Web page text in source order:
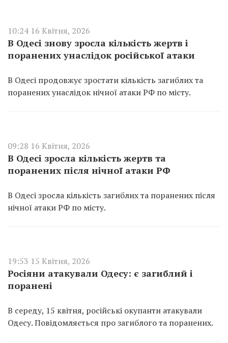
10:24 16 Квітня, 2026
В Одесі знову зросла кількість жертв і
поранених унаслідок російської атаки
В Одесі продовжує зростати кількість загиблих та
поранених унаслідок нічної атаки РФ по місту.
09:28 16 Квітня, 2026
В Одесі зросла кількість жертв та
поранених після нічної атаки РФ
В Одесі зросла кількість загиблих та поранених після
нічної атаки РФ по місту.
19:53 15 Квітня, 2026
Росіяни атакували Одесу: є загиблий і
поранені
В середу, 15 квітня, російські окупанти атакували
Одесу. Повідомляється про загиблого та поранених.